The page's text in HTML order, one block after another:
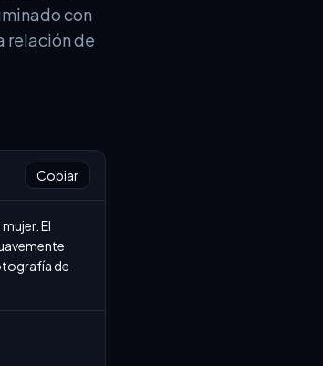
con
relación de
Copiar
El
de